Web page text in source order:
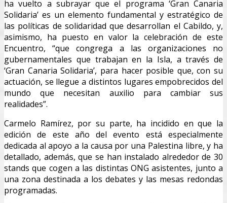
ha vuelto a subrayar que el programa ‘Gran Canaria
Solidaria’ es un elemento fundamental y estratégico de
las políticas de solidaridad que desarrollan el Cabildo, y,
asimismo, ha puesto en valor la celebración de este
Encuentro, “que congrega a las organizaciones no
gubernamentales que trabajan en la Isla, a través de
‘Gran Canaria Solidaria’, para hacer posible que, con su
actuación, se llegue a distintos lugares empobrecidos del
mundo que necesitan auxilio para cambiar sus
realidades”.
Carmelo Ramírez, por su parte, ha incidido en que la
edición de este año del evento está especialmente
dedicada al apoyo a la causa por una Palestina libre, y ha
detallado, además, que se han instalado alrededor de 30
stands que cogen a las distintas ONG asistentes, junto a
una zona destinada a los debates y las mesas redondas
programadas.